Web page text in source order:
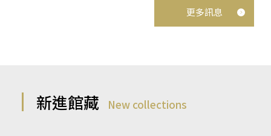
更多訊息
新進館藏 New collections